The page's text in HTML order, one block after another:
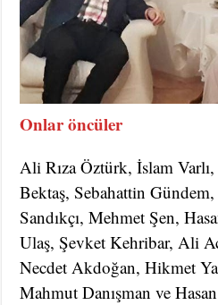
Onlar öncüler
Ali Rıza Öztürk, İslam
Bektaş, Sebahattin
Sandıkçı, Mehmet Şen,
Ulaş, Şevket Kehribar, Ali
Necdet Akdoğan, Hikmet
Mahmut Danışman ve